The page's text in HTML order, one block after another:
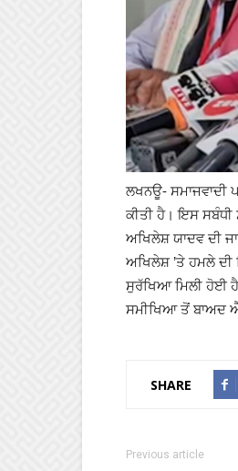
ਲਖਨਊ- ਸਮਾਜਵਾਦੀ
ਕੀਤੀ ਹੈ। ਇਸ ਸਬੰਧੀ
ਅਖਿਲੇਸ਼ ਯਾਦਵ ਦੀ
ਅਖਿਲੇਸ਼ ’ਤੇ ਹਮਲੇ
ਸੁਰੱਖਿਆ ਮਿਲੀ ਹੋਈ
ਸਮੀਖਿਆ ਤੋਂ ਬਾਅਦ
SHARE
Previous article